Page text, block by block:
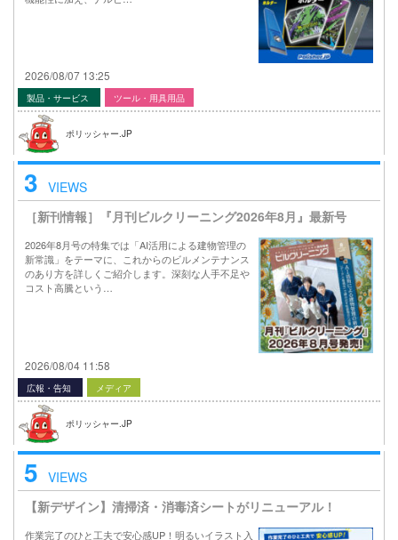
2026/08/07 13:25
製品・サービス ツール・用具用品
ポリッシャー.JP
3 VIEWS
［新刊情報］『月刊ビルクリーニング2026年8月』最新号
2026年8月号の特集では「AI活用による建物管理の
新常識」をテーマに、これからのビルメンテナンス
のあり方を詳しくご紹介します。深刻な人手不足や
コスト高騰という…
2026/08/04 11:58
広報・告知 メディア
ポリッシャー.JP
5 VIEWS
【新デザイン】清掃済・消毒済シートがリニューアル！
作業完了のひと工夫で安心感UP！明るいイラスト入